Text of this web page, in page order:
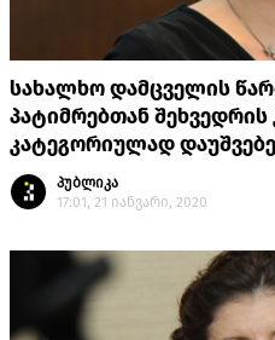
სახალხო დამცველის
პატიმრებთან შეხვედრის
კატეგორიულად
პუბლიკა
17:01, 21 იანვარი, 2020